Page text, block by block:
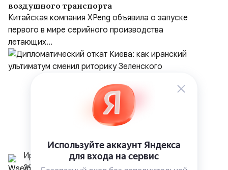
воздушного транспорта
Китайская компания XPeng объявила о запуске
первого в мире серийного производства
летающих...
Иранист
29 июля